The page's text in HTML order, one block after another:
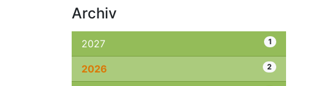
Archiv
2027 1
2026 2